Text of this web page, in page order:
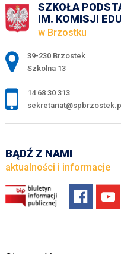
SZKOŁA
IM. KOMISJI
w Brzostku
Adres pocztowy:
39-230 Brzostek
Szkolna 13
14 68 30 313
sekretariat@spbrzostek.pl
BĄDŹ Z NAMI
aktualności i informacje